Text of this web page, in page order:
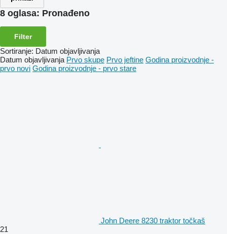
8 oglasa: Pronađeno
Filter
Sortiranje: Datum objavljivanja
Datum objavljivanja Prvo skupe Prvo jeftine Godina proizvodnje -
prvo novi Godina proizvodnje - prvo stare
John Deere 8230 traktor točkaš
21